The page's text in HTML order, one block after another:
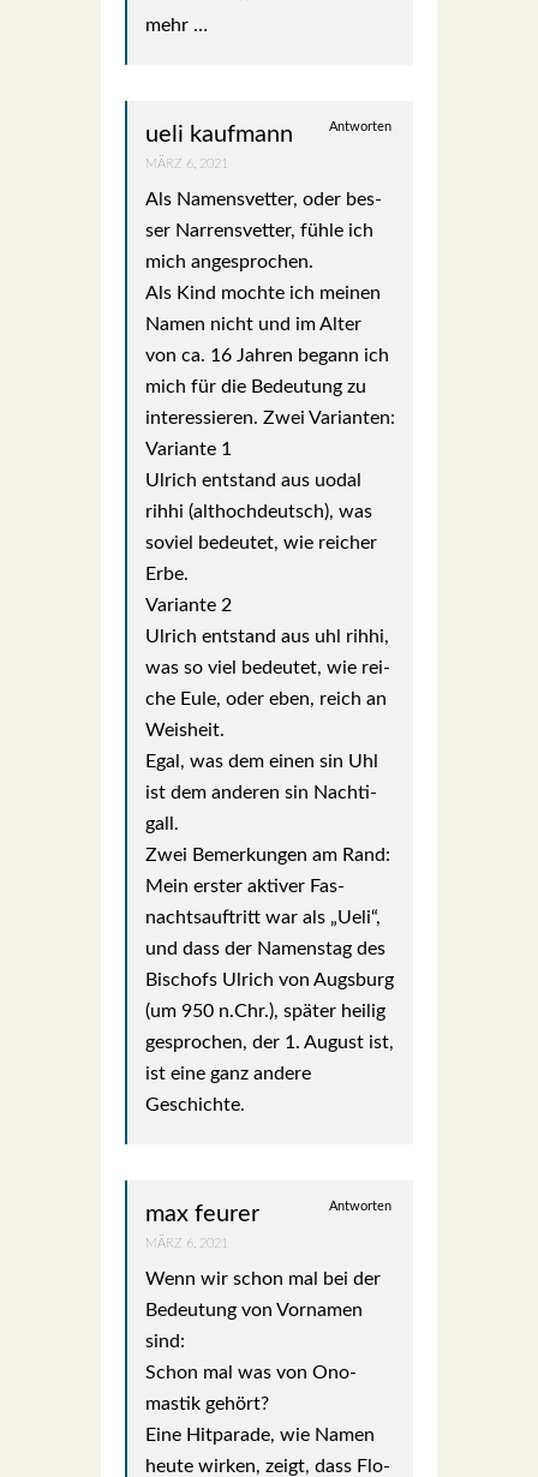
mehr …
ueli kaufmann Antworten
MÄRZ 6, 2021
Als Namens­vet­ter, oder bes­
ser Nar­ren­svet­ter, füh­le ich
mich ange­spro­chen.
Als Kind moch­te ich mei­nen
Namen nicht und im Alter
von ca. 16 Jah­ren begann ich
mich für die Bedeu­tung zu
inter­es­sie­ren. Zwei Vari­an­ten:
Vari­an­te 1
Ulrich ent­stand aus uodal
rihhi (alt­hoch­deutsch), was
soviel bedeu­tet, wie rei­cher
Erbe.
Vari­an­te 2
Ulrich ent­stand aus uhl rihhi,
was so viel bedeu­tet, wie rei­
che Eule, oder eben, reich an
Weis­heit.
Egal, was dem einen sin Uhl
ist dem ande­ren sin Nach­ti­
gall.
Zwei Bemer­kun­gen am Rand:
Mein ers­ter akti­ver Fas­
nachts­auf­tritt war als „Ueli“,
und dass der Namens­tag des
Bischofs Ulrich von Augs­burg
(um 950 n.Chr.), spä­ter hei­lig
gespro­chen, der 1. August ist,
ist eine ganz ande­re
Geschich­te.
max feurer Antworten
MÄRZ 6, 2021
Wenn wir schon mal bei der
Bedeu­tung von Vor­na­men
sind:
Schon mal was von Ono­
mastik gehört?
Eine Hit­pa­ra­de, wie Namen
heu­te wir­ken, zeigt, dass Flo­